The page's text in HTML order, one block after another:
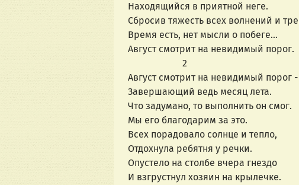
Находящийся в приятной неге.
Сбросив тяжесть всех волнений и
Время есть, нет мысли о побеге...
Август смотрит на невидимый порог.
                       2
Август смотрит на невидимый порог -
Завершающий ведь месяц лета.
Что задумано, то выполнить он смог.
Мы его благодарим за это.
Всех порадовало солнце и тепло,
Отдохнула ребятня у речки.
Опустело на столбе вчера гнездо
И взгрустнул хозяин на крылечке.